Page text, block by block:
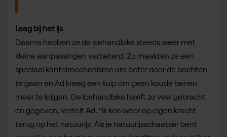
Laag bij het ijs
Daarna hebben ze de icehandbike steeds weer met
kleine aanpassingen verbeterd. Zo maakten ze een
speciaal kantelmechanisme om beter door de bochten
te gaan en Ad kreeg een kuip om geen koude benen
meer te krijgen. De Icehandbike heeft zo veel gebracht
en gegeven, vertelt Ad. “Ik kon weer op eigen kracht
terug op het natuurijs. Als je natuurijsschaatser bent